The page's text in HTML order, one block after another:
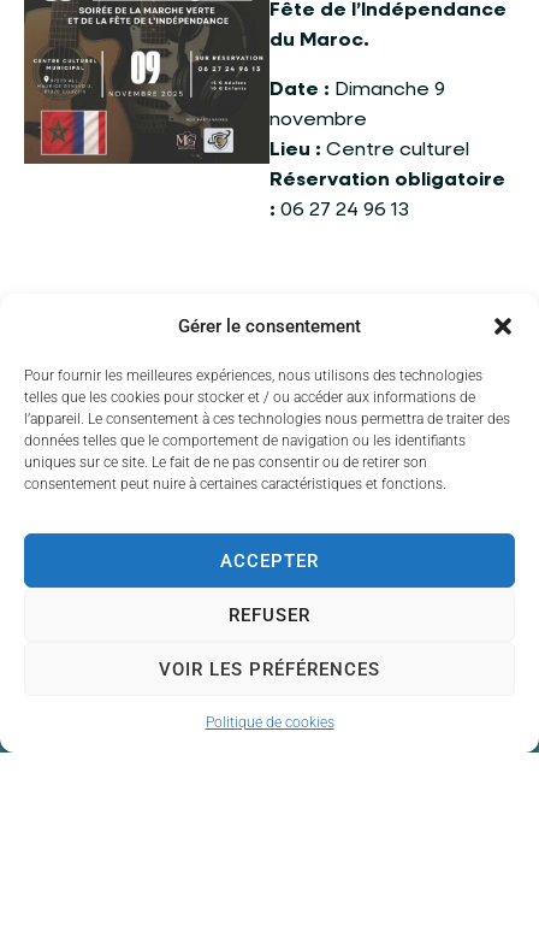
Gérer le consentement
Pour fournir les meilleures expériences, nous utilisons des technologies
telles que les cookies pour stocker et / ou accéder aux informations de
l’appareil. Le consentement à ces technologies nous permettra de traiter des
données telles que le comportement de navigation ou les identifiants
uniques sur ce site. Le fait de ne pas consentir ou de retirer son
consentement peut nuire à certaines caractéristiques et fonctions.
ACCEPTER
REFUSER
VOIR LES PRÉFÉRENCES
Politique de cookies
Fête de l’Indépendance
du Maroc.
Date : Dimanche 9
novembre
Lieu : Centre culturel
Réservation obligatoire
: 06 27 24 96 13